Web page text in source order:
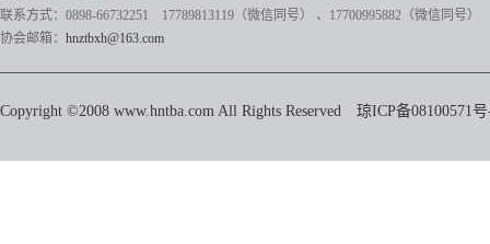
联系方式：0898-66732251 17789813119（微信同号）
、17700995882 （微信同号）
协会邮箱： hnztbxh@163.com
Copyright ©2008 www.hntba.com All Rights Reserved 琼ICP备08100571